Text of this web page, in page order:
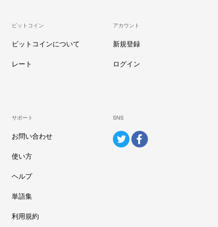
ビットコイン
ビットコインについて
レート
アカウント
新規登録
ログイン
サポート
お問い合わせ
使い方
ヘルプ
単語集
利用規約
SNS